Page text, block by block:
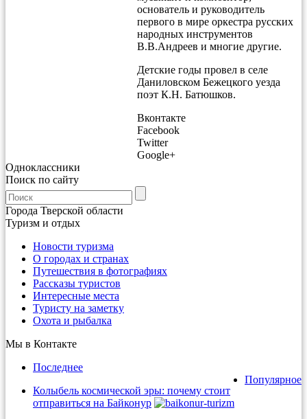
основатель и руководитель
первого в мире оркестра русских
народных инструментов
В.В.Андреев и многие другие.
Детские годы провел в селе
Даниловском Бежецкого уезда
поэт К.Н. Батюшков.
Вконтакте
Facebook
Twitter
Google+
Одноклассники
Поиск по сайту
Города Тверской области
Туризм и отдых
Новости туризма
О городах и странах
Путешествия в фотографиях
Рассказы туристов
Интересные места
Туристу на заметку
Охота и рыбалка
Мы в Контакте
Последнее
Популярное
Колыбель космической эры: почему стоит
отправиться на Байконур